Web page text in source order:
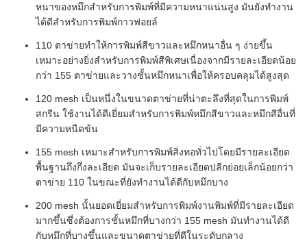
หนาของหมึกสำหรับการพิมพ์ที่มีความหนาแน่นสูง มันยังทำงาน
ได้ดีสำหรับการพิมพ์กาวฟอยล์
110 ตาข่ายทำให้การพิมพ์สีขาวและหมึกหนาอื่น ๆ ง่ายขึ้น
เหมาะอย่างยิ่งสำหรับการพิมพ์สีพิเศษเนื่องจากมีรายละเอียดน้อย
กว่า 155 ตาข่ายและวางชั้นหมึกหนาเพื่อให้ครอบคลุมได้สูงสุด
120 mesh เป็นหนึ่งในขนาดตาข่ายที่น่าตะลึงที่สุดในการพิมพ์
สกรีน ใช้งานได้ดีเยี่ยมสำหรับการพิมพ์หมึกสีขาวและหมึกสีอื่นที่
มีความหนืดข้น
155 mesh เหมาะสำหรับการพิมพ์สิ่งทอทั่วไปโดยมีรายละเอียด
พื้นฐานถึงกึ่งละเอียด มันจะเก็บรายละเอียดปลีกย่อยเล็กน้อยกว่า
ตาข่าย 110 ในขณะที่ยังทำงานได้ดีกับหมึกบาง
200 mesh นั้นยอดเยี่ยมสำหรับการพิมพ์งานพิมพ์ที่มีรายละเอียด
มากขึ้นซึ่งต้องการชั้นหมึกที่บางกว่า 155 mesh มันทำงานได้ดี
กับหมึกที่บางขึ้นและขนาดตาข่ายที่ดีในระดับกลาง